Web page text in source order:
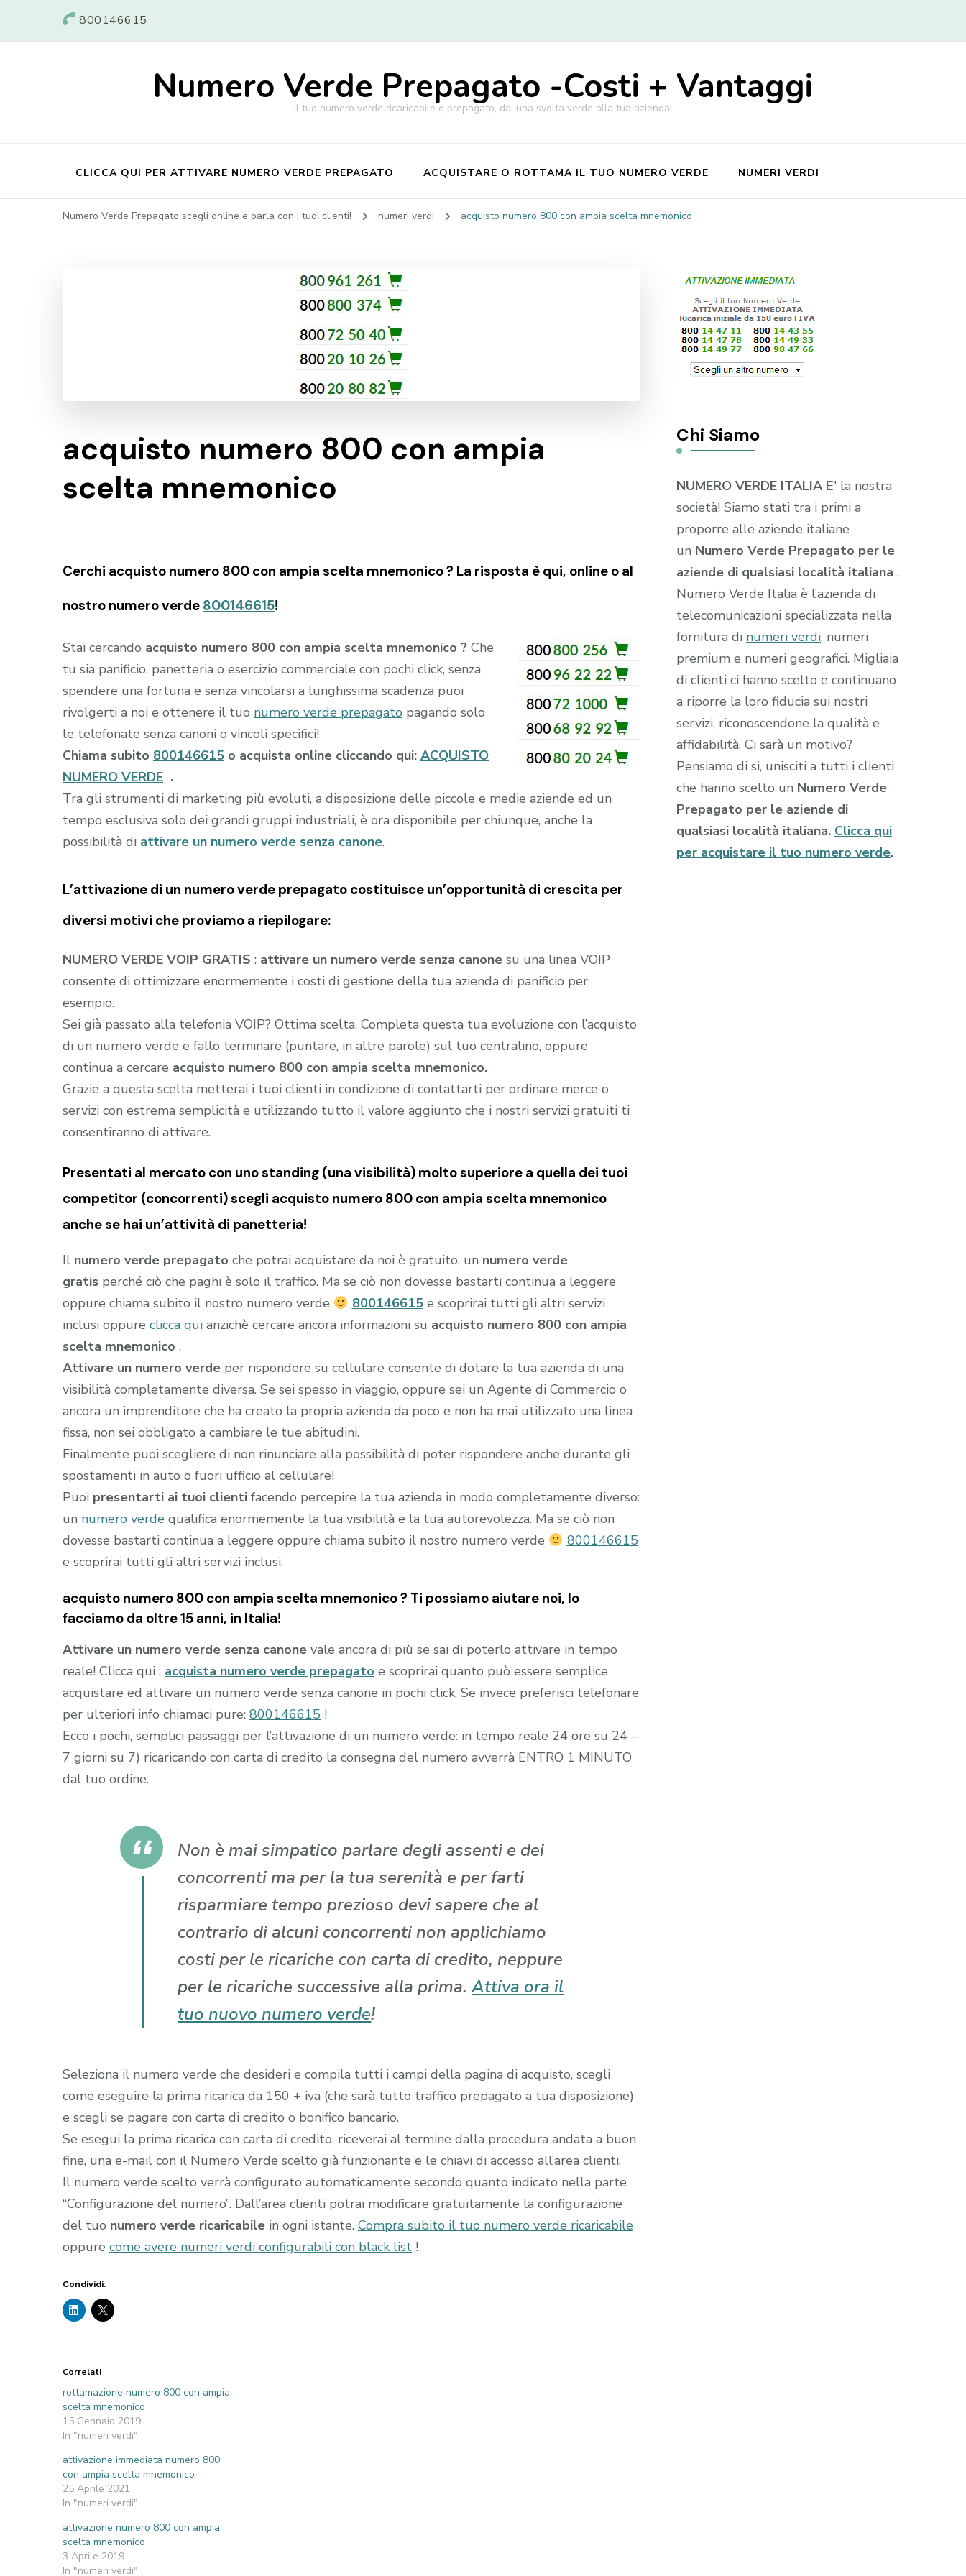
800146615
Numero Verde Prepagato -Costi + Vantaggi
Il tuo numero verde ricaricabile e prepagato, dai una svolta verde alla tua azienda!
CLICCA QUI PER ATTIVARE NUMERO VERDE PREPAGATO ACQUISTARE O ROTTAMA IL TUO NUMERO VERDE NUMERI VERDI
Numero Verde Prepagato scegli online e parla con i tuoi clienti! numeri verdi acquisto numero 800 con ampia scelta mnemonico
acquisto numero 800 con ampia
scelta mnemonico
Cerchi acquisto numero 800 con ampia scelta mnemonico ? La risposta è qui, online o al
nostro numero verde 800146615!
Stai cercando acquisto numero 800 con ampia scelta mnemonico ? Che
tu sia panificio, panetteria o esercizio commerciale con pochi click, senza
spendere una fortuna e senza vincolarsi a lunghissima scadenza puoi
rivolgerti a noi e ottenere il tuo numero verde prepagato pagando solo
le telefonate senza canoni o vincoli specifici!
Chiama subito 800146615 o acquista online cliccando qui: ACQUISTO
NUMERO VERDE .
Tra gli strumenti di marketing più evoluti, a disposizione delle piccole e medie aziende ed un
tempo esclusiva solo dei grandi gruppi industriali, è ora disponibile per chiunque, anche la
possibilità di attivare un numero verde senza canone.
L’attivazione di un numero verde prepagato costituisce un’opportunità di crescita per
diversi motivi che proviamo a riepilogare:
NUMERO VERDE VOIP GRATIS : attivare un numero verde senza canone su una linea VOIP
consente di ottimizzare enormemente i costi di gestione della tua azienda di panificio per
esempio.
Sei già passato alla telefonia VOIP? Ottima scelta. Completa questa tua evoluzione con l’acquisto
di un numero verde e fallo terminare (puntare, in altre parole) sul tuo centralino, oppure
continua a cercare acquisto numero 800 con ampia scelta mnemonico.
Grazie a questa scelta metterai i tuoi clienti in condizione di contattarti per ordinare merce o
servizi con estrema semplicità e utilizzando tutto il valore aggiunto che i nostri servizi gratuiti ti
consentiranno di attivare.
Presentati al mercato con uno standing (una visibilità) molto superiore a quella dei tuoi
competitor (concorrenti) scegli acquisto numero 800 con ampia scelta mnemonico
anche se hai un’attività di panetteria!
Il numero verde prepagato che potrai acquistare da noi è gratuito, un numero verde
gratis perché ciò che paghi è solo il traffico. Ma se ciò non dovesse bastarti continua a leggere
oppure chiama subito il nostro numero verde
800146615e scoprirai tutti gli altri servizi
inclusi oppure clicca qui anzichè cercare ancora informazioni su acquisto numero 800 con ampia
scelta mnemonico .
Attivare un numero verde per rispondere su cellulare consente di dotare la tua azienda di una
visibilità completamente diversa. Se sei spesso in viaggio, oppure sei un Agente di Commercio o
ancora un imprenditore che ha creato la propria azienda da poco e non ha mai utilizzato una linea
fissa, non sei obbligato a cambiare le tue abitudini.
Finalmente puoi scegliere di non rinunciare alla possibilità di poter rispondere anche durante gli
spostamenti in auto o fuori ufficio al cellulare!
Puoi presentarti ai tuoi clienti facendo percepire la tua azienda in modo completamente diverso:
un numero verde qualifica enormemente la tua visibilità e la tua autorevolezza. Ma se ciò non
dovesse bastarti continua a leggere oppure chiama subito il nostro numero verde
800146615
e scoprirai tutti gli altri servizi inclusi.
acquisto numero 800 con ampia scelta mnemonico ? Ti possiamo aiutare noi, lo
facciamo da oltre 15 anni, in Italia!
Attivare un numero verde senza canone vale ancora di più se sai di poterlo attivare in tempo
reale! Clicca qui : acquista numero verde prepagato e scoprirai quanto può essere semplice
acquistare ed attivare un numero verde senza canone in pochi click. Se invece preferisci telefonare
per ulteriori info chiamaci pure: 800146615 !
Ecco i pochi, semplici passaggi per l’attivazione di un numero verde: in tempo reale 24 ore su 24 –
7 giorni su 7) ricaricando con carta di credito la consegna del numero avverrà ENTRO 1 MINUTO
dal tuo ordine.
Non è mai simpatico parlare degli assenti e dei
concorrenti ma per la tua serenità e per farti
risparmiare tempo prezioso devi sapere che al
contrario di alcuni concorrenti non applichiamo
costi per le ricariche con carta di credito, neppure
per le ricariche successive alla prima.Attiva ora il
tuo nuovo numero verde!
Seleziona il numero verde che desideri e compila tutti i campi della pagina di acquisto, scegli
come eseguire la prima ricarica da 150 + iva (che sarà tutto traffico prepagato a tua disposizione)
e scegli se pagare con carta di credito o bonifico bancario.
Se esegui la prima ricarica con carta di credito, riceverai al termine dalla procedura andata a buon
fine, una e-mail con il Numero Verde scelto già funzionante e le chiavi di accesso all’area clienti.
Il numero verde scelto verrà configurato automaticamente secondo quanto indicato nella parte
“Configurazione del numero”. Dall’area clienti potrai modificare gratuitamente la configurazione
del tuo numero verde ricaricabile in ogni istante. Compra subito il tuo numero verde ricaricabile
oppure come avere numeri verdi configurabili con black list !
Condividi:
Correlati
rottamazione numero 800 con ampia
scelta mnemonico
15 Gennaio 2019
In "numeri verdi"
attivazione immediata numero 800
con ampia scelta mnemonico
25 Aprile 2021
In "numeri verdi"
attivazione numero 800 con ampia
scelta mnemonico
3 Aprile 2019
In "numeri verdi"
Chi Siamo
NUMERO VERDE ITALIAE' la nostra
società! Siamo stati tra i primi a
proporre alle aziende italiane
un Numero Verde Prepagato per le
aziende di qualsiasi località italiana.
Numero Verde Italia è l’azienda di
telecomunicazioni specializzata nella
fornitura di numeri verdi, numeri
premium e numeri geografici. Migliaia
di clienti ci hanno scelto e continuano
a riporre la loro fiducia sui nostri
servizi, riconoscendone la qualità e
affidabilità. Ci sarà un motivo?
Pensiamo di si, unisciti a tutti i clienti
che hanno scelto un Numero Verde
Prepagato per le aziende di
qualsiasi località italiana. Clicca qui
per acquistare il tuo numero verde.